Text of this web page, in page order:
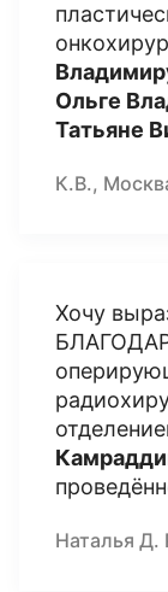
Ольге
Татьяне
К.В.,
Хочу
Наталья